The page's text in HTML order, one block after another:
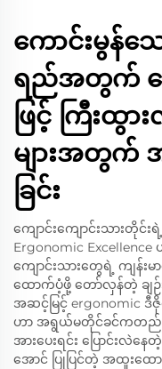
ကောင်းမွန်သ
ရည်အတွက် ကေ
ဖြင့် ကြီးထွ
များအတွက်
ခြင်း
ကျောင်းကျောင်းသားတိုင်
Ergonomic
ကျောင်းသားတွေရဲ့ ကျန်း
ထောက်ပံ့ဖို့ တော်လှန်တဲ့ ချ
အဆင့်မြင့် ergonomic
ဟာ အရွယ်မတိုင်ခင်ကတည်
အားပေးရင်း ပြောင်း
အောင် ပြုပြင်တဲ့ အထူး